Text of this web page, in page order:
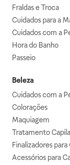
Fraldas e Troca
Cuidados para a
Cuidados com a
Hora do Banho
Passeio
Beleza
Cuidados com a
Colorações
Maquiagem
Tratamento
Finalizadores para
Acessórios para